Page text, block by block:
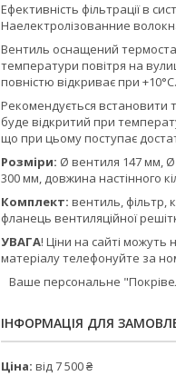
Ефективність фільтрації в
Наелектролізованние
Вентиль оснащений
температури повітря на
повністю відкриває при +10°C.
Рекомендується встановити
буде відкритий при
що при цьому поступає
Розміри: Ø вентиля 147 мм,
300 мм, довжина настінного
Комплект: вентиль, фільтр,
фланець вентиляційної
УВАГА! Ціни на сайті можуть
матеріалу телефонуйте за
Ваше персональне
ІНФОРМАЦІЯ ДЛЯ
Ціна: від 7 500 ₴